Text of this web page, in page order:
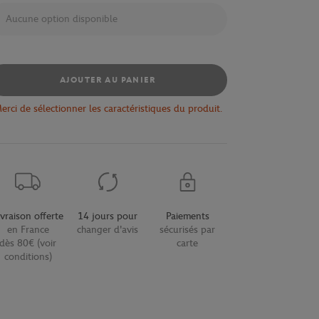
Aucune option disponible
AJOUTER AU PANIER
de sélectionner les caractéristiques du produit.
offerte
en France
dès 80€ (voir
conditions)
14 jours pour
changer d'avis
Paiements
sécurisés par
carte